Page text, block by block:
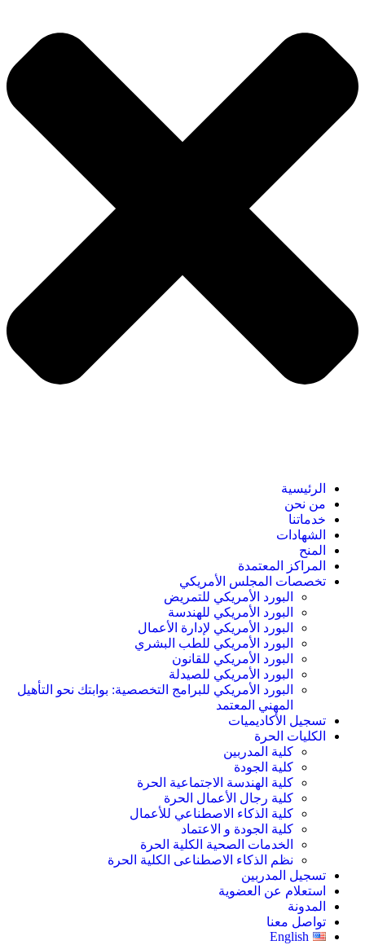
الرئيسية
من نحن
خدماتنا
الشهادات
المنح
المراكز المعتمدة
تخصصات المجلس الأمريكي
البورد الأمريكي للتمريض
البورد الأمريكي للهندسة
البورد الأمريكي لإدارة الأعمال
البورد الأمريكي للطب البشري
البورد الأمريكي للقانون
البورد الأمريكي للصيدلة
البورد الأمريكي للبرامج التخصصية: بوابتك نحو التأهيل
المهني المعتمد
تسجيل الأكاديميات
الكليات الحرة
كلية المدربين
كلية الجودة
كلية الهندسة الاجتماعية الحرة
كلية رجال الأعمال الحرة
كلية الذكاء الاصطناعي للأعمال
كلية الجودة و الاعتماد
الخدمات الصحية الكلية الحرة
نظم الذكاء الاصطناعى الكلية الحرة
تسجيل المدربين
استعلام عن العضوية
المدونة
تواصل معنا
English